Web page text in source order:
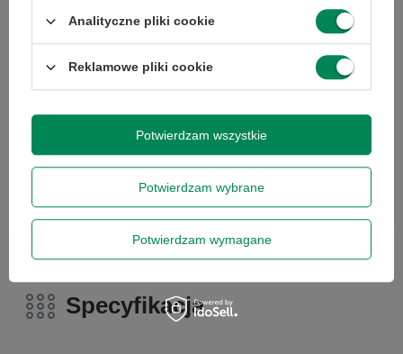
Chcesz się w czymś upewnić lub
masz dodatkowe pytanie?
Skorzystaj z naszej pomocy!
+48 796 758 658
info@greencomputers.pl
Zapytaj o ten produkt
Specyfikacja
Analityczne pliki cookie
Reklamowe pliki cookie
Potwierdzam wybrane
Potwierdzam wymagane
Potwierdzam wszystkie